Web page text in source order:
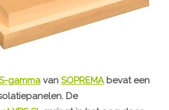
gamma van SOPREMAbevat een
De